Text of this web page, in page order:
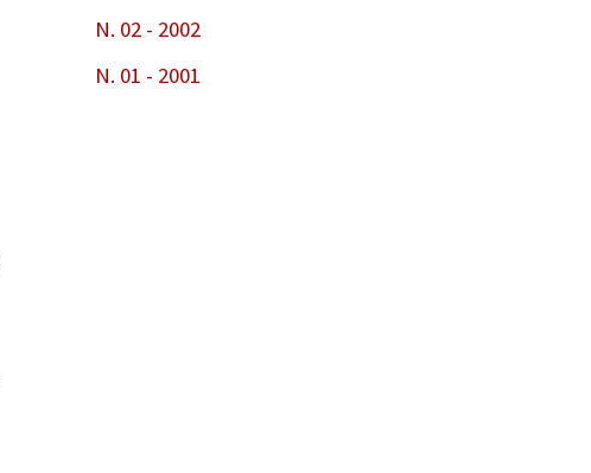
N. 02 - 2002
N. 01 - 2001